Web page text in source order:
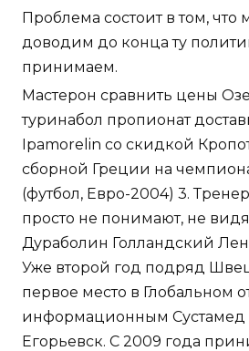
Проблема состоит в том, что
доводим до конца ту
принимаем.
Мастерон сравнить цены
туринабол пропионат
Ipamorelin со скидкой
сборной Греции на
(футбол, Евро-2004) 3.
просто не понимают, не
Дураболин Голландский
Уже второй год подряд
первое место в Глобальном
информационным Сустамед
Егорьевск. С 2009 года